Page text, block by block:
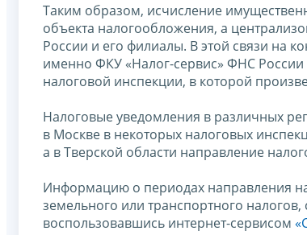
Таким образом, исчисление
объекта налогообложения, а
России и его филиалы. В этой связи на
именно ФКУ «Налог-сервис» ФНС
налоговой инспекции, в которой
Налоговые уведомления в различных
в Москве в некоторых налоговых
а в Тверской области направление
Информацию о периодах направления
земельного или транспортного
воспользовавшись интернет-сервисом